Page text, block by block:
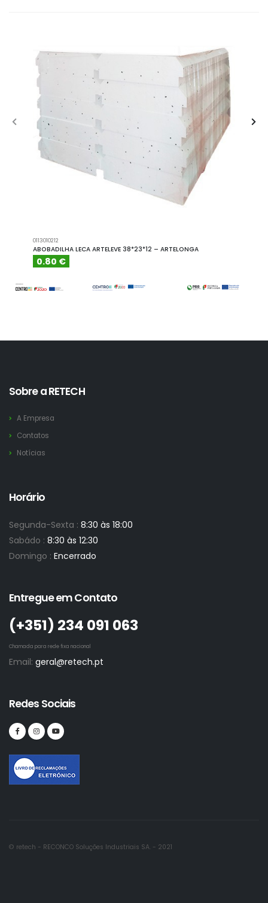
0113010212
ABOBADILHA LECA ARTELEVE 38*23*12 – ARTELONGA
0.80 €
Sobre a RETECH
A Empresa
Contatos
Notícias
Horário
Segunda-Sexta : 8:30 às 18:00
Sabádo : 8:30 às 12:30
Domingo : Encerrado
Entregue em Contato
(+351)­ 234 091 063
Chamada para rede fixa nacional
Email: geral@retech.pt
Redes Sociais
© retech - RECONCO Soluções Industriais SA. - 2021